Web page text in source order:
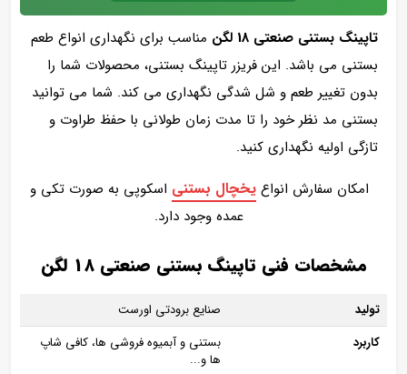
تاپینگ بستنی صنعتی 18 لگن
مناسب برای نگهداری انواع طعم
بستنی می باشد. این فریزر تاپینگ بستنی، محصولات شما را
بدون تغییر طعم و شل شدگی نگهداری می کند. شما می توانید
بستنی مد نظر خود را تا مدت زمان طولانی با حفظ طراوت و
تازگی اولیه نگهداری کنید.
امکان سفارش انواعیخچال بستنی اسکوپی به صورت تکی و
عمده وجود دارد.
مشخصات فنی تاپینگ بستنی صنعتی 18 لگن
تولید
صنایع برودتی اورست
کاربرد
بستنی و آبمیوه فروشی ها، کافی شاپ
ها و...